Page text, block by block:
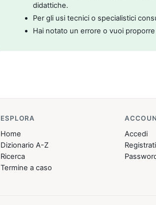
didattiche.
Per gli usi tecnici o specialistici
Hai notato un errore o vuoi
ESPLORA
Home
Dizionario A-Z
Ricerca
Termine a caso
Accedi
Registrati